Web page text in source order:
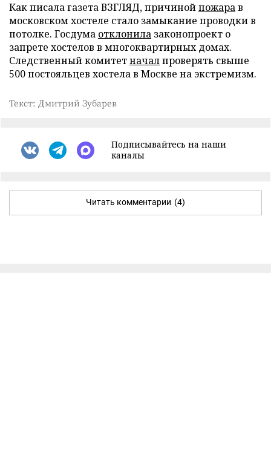
Как писала газета ВЗГЛЯД, причинойпожарав
московском хостеле стало замыкание проводки в
потолке. Госдума отклонила законопроект о
запрете хостелов в многоквартирных домах.
Следственный комитетначалпроверять свыше
500 постояльцев хостела в Москве на экстремизм.
Текст: Дмитрий Зубарев
Подписывайтесь на наши
каналы
Читать комментарии (4)